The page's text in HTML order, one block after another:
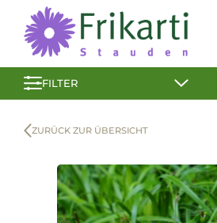
FILTER
ZURÜCK ZUR ÜBERSICHT